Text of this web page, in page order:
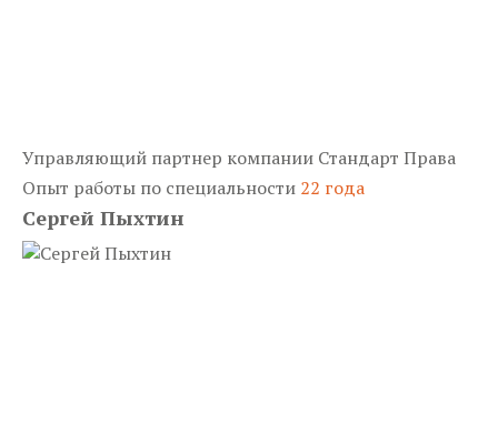
Управляющий партнер компании Стандарт Права
Опыт работы по специальности 22 года
Сергей Пыхтин